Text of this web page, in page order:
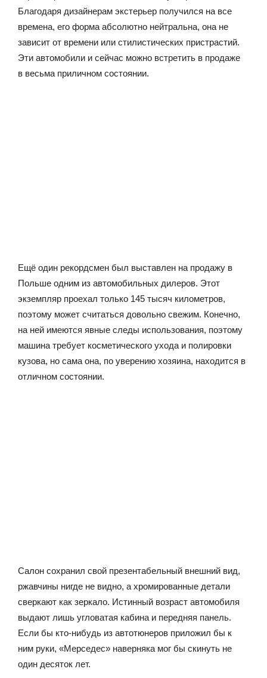
Благодаря дизайнерам экстерьер получился на все
времена, его форма абсолютно нейтральна, она не
зависит от времени или стилистических пристрастий.
Эти автомобили и сейчас можно встретить в продаже
в весьма приличном состоянии.
Ещё один рекордсмен был выставлен на продажу в
Польше одним из автомобильных дилеров. Этот
экземпляр проехал только 145 тысяч километров,
поэтому может считаться довольно свежим. Конечно,
на ней имеются явные следы использования, поэтому
машина требует косметического ухода и полировки
кузова, но сама она, по уверению хозяина, находится в
отличном состоянии.
Салон сохранил свой презентабельный внешний вид,
ржавчины нигде не видно, а хромированные детали
сверкают как зеркало. Истинный возраст автомобиля
выдают лишь угловатая кабина и передняя панель.
Если бы кто-нибудь из автотюнеров приложил бы к
ним руки, «Мерседес» наверняка мог бы скинуть не
один десяток лет.